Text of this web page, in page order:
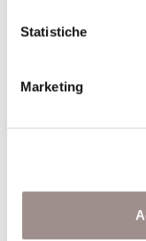
Statistiche
Marketing
Anno
L'infrastruttura